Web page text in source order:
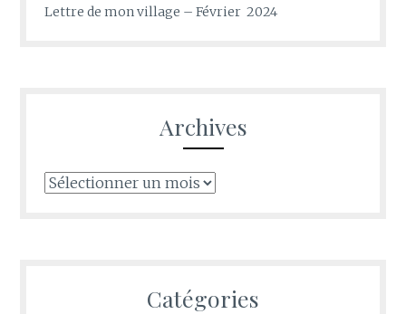
Lettre de mon village – Février 2024
Archives
Archives
Catégories